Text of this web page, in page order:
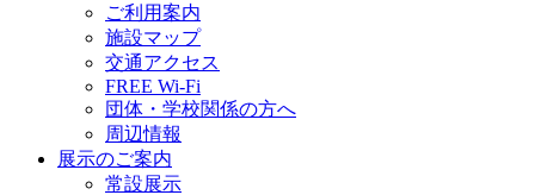
ご利用案内
施設マップ
交通アクセス
FREE Wi-Fi
団体・学校関係の方へ
周辺情報
展示のご案内
常設展示